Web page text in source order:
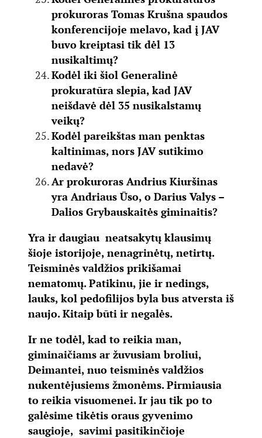
prokuroras Tomas Krušna spaudos
konferencijoje melavo, kad į JAV
buvo kreiptasi tik dėl 13
nusikaltimų?
Kodėl iki šiol Generalinė
prokuratūra slepia, kad JAV
neišdavė dėl 35 nusikalstamų
veikų?
Kodėl pareikštas man penktas
kaltinimas, nors JAV sutikimo
nedavė?
Ar prokuroras Andrius Kiuršinas
yra Andriaus Ūso, o Darius Valys –
Dalios Grybauskaitės giminaitis?
Yra ir daugiau neatsakytų klausimų
šioje istorijoje, nenagrinėtų, netirtų.
Teisminės valdžios prikišamai
nematomų. Patikinu, jie ir nedings,
lauks, kol pedofilijos byla bus atversta iš
naujo. Kitaip būti ir negalės.
Ir ne todėl, kad to reikia man,
giminaičiams ar žuvusiam broliui,
Deimantei, nuo teisminės valdžios
nukentėjusiems žmonėms. Pirmiausia
to reikia visuomenei. Ir jau tik po to
galėsime tikėtis oraus gyvenimo
saugioje, savimi pasitikinčioje